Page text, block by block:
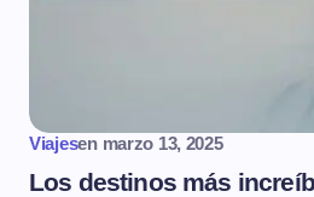
Viajesen marzo 13, 2025
Los destinos más